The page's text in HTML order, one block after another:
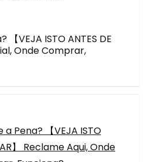
VEJA ISTO ANTES DE
Onde Comprar,